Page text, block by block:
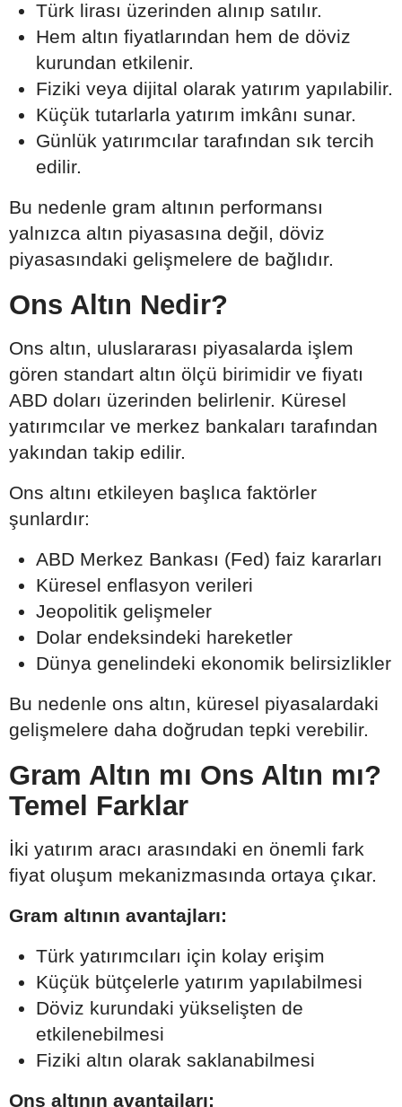
Türk lirası üzerinden alınıp satılır.
Hem altın fiyatlarından hem de döviz
kurundan etkilenir.
Fiziki veya dijital olarak yatırım yapılabilir.
Küçük tutarlarla yatırım imkânı sunar.
Günlük yatırımcılar tarafından sık tercih
edilir.
Bu nedenle gram altının performansı
yalnızca altın piyasasına değil, döviz
piyasasındaki gelişmelere de bağlıdır.
Ons Altın Nedir?
Ons altın, uluslararası piyasalarda işlem
gören standart altın ölçü birimidir ve fiyatı
ABD doları üzerinden belirlenir. Küresel
yatırımcılar ve merkez bankaları tarafından
yakından takip edilir.
Ons altını etkileyen başlıca faktörler
şunlardır:
ABD Merkez Bankası (Fed) faiz kararları
Küresel enflasyon verileri
Jeopolitik gelişmeler
Dolar endeksindeki hareketler
Dünya genelindeki ekonomik belirsizlikler
Bu nedenle ons altın, küresel piyasalardaki
gelişmelere daha doğrudan tepki verebilir.
Gram Altın mı Ons Altın mı?
Temel Farklar
İki yatırım aracı arasındaki en önemli fark
fiyat oluşum mekanizmasında ortaya çıkar.
Gram altının avantajları:
Türk yatırımcıları için kolay erişim
Küçük bütçelerle yatırım yapılabilmesi
Döviz kurundaki yükselişten de
etkilenebilmesi
Fiziki altın olarak saklanabilmesi
Ons altının avantajları: